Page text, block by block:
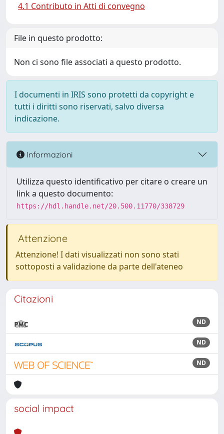
4.1 Contributo in Atti di convegno
File in questo prodotto:
Non ci sono file associati a questo prodotto.
I documenti in IRIS sono protetti da copyright e
tutti i diritti sono riservati, salvo diversa
indicazione.
Informazioni
Utilizza questo identificativo per citare o creare un
link a questo documento:
https://hdl.handle.net/20.500.11770/338729
Attenzione
Attenzione! I dati visualizzati non sono stati
sottoposti a validazione da parte dell'ateneo
Citazioni
ND
ND
ND
social impact